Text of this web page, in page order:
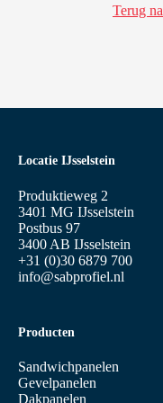
Terug
Locatie IJsselstein
Produktieweg 2
3401 MG IJsselstein
Postbus 97
3400 AB IJsselstein
+31 (0)30 6879 700
info@sabprofiel.nl
Producten
Sandwichpanelen
Gevelpanelen
Dakpanelen